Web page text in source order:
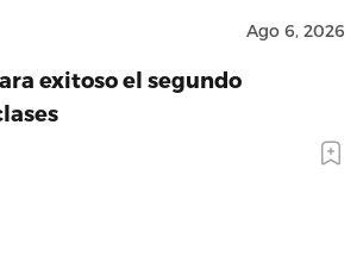
Ago 6, 2026
exitoso el segundo